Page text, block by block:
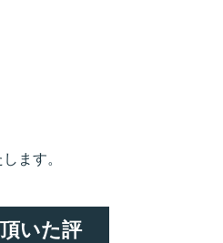
ます。
いた評